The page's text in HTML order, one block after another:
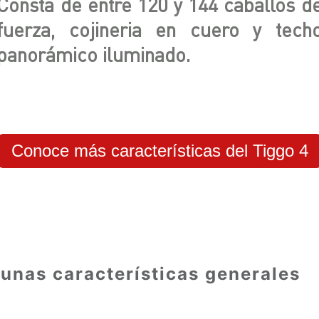
cojineria en cuero y
iluminado.
Conoce más características del Tiggo 4
características generales